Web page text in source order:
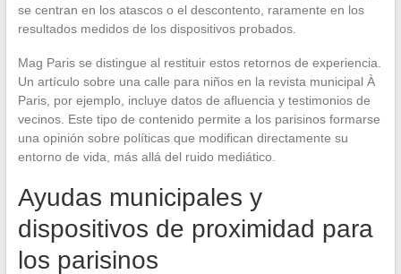
se centran en los atascos o el descontento, raramente en los
resultados medidos de los dispositivos probados.
Mag Paris se distingue al restituir estos retornos de experiencia.
Un artículo sobre una calle para niños en la revista municipal À
Paris, por ejemplo, incluye datos de afluencia y testimonios de
vecinos. Este tipo de contenido permite a los parisinos formarse
una opinión sobre políticas que modifican directamente su
entorno de vida, más allá del ruido mediático.
Ayudas municipales y
dispositivos de proximidad para
los parisinos